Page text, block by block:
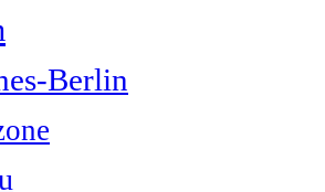
Berlin